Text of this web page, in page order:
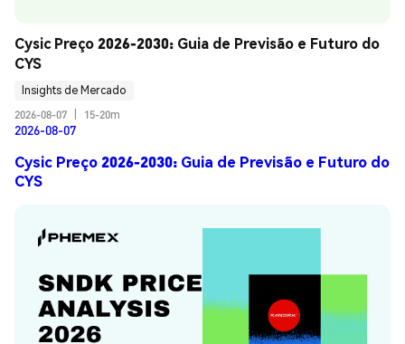
Cysic Preço 2026-2030: Guia de Previsão e Futuro do
CYS
Insights de Mercado
2026-08-07
15-20m
2026-08-07
Cysic Preço 2026-2030: Guia de Previsão e Futuro do
CYS